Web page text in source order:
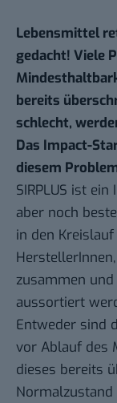
Lebensmittel
gedacht! Viele
bereits
schlecht,
Das Impact-
diesem
SIRPLUS ist
aber noch
in den
zusammen
aussortiert
Entweder sind
vor Ablauf des
dieses bereits
Normalzustand